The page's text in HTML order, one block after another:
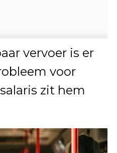
vervoer is er
voor
zit hem